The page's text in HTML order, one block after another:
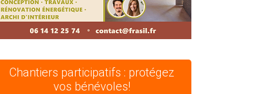
Chantiers participatifs : protégez
vos bénévoles!